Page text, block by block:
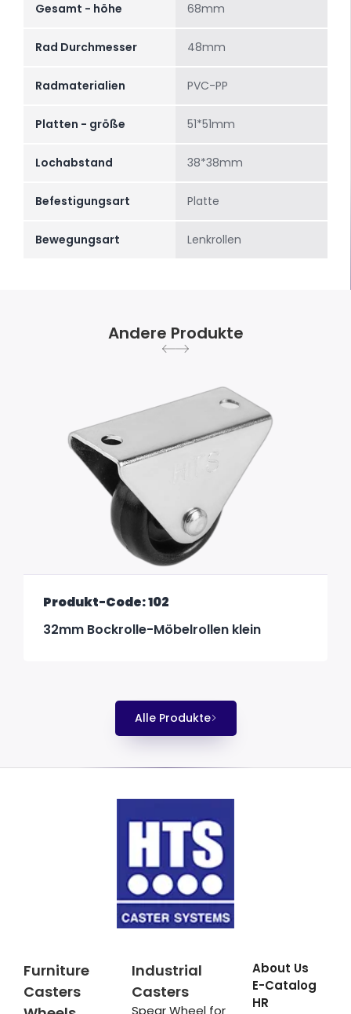
Gesamt - höhe 68mm
Rad Durchmesser 48mm
Radmaterialien PVC-PP
Platten - größe 51*51mm
Lochabstand 38*38mm
Befestigungsart Platte
Bewegungsart Lenkrollen
Andere Produkte
Produkt-Code: 102
32mm Bockrolle-Möbelrollen klein
Alle Produkte
Furniture
Casters
Industrial
Casters
Spear Wheel for
About Us
E-Catalog
HR